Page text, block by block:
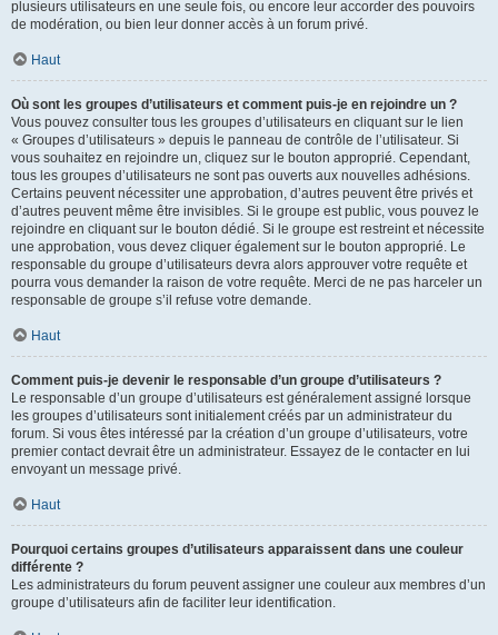
plusieurs utilisateurs en une seule fois, ou encore leur accorder des pouvoirs
de modération, ou bien leur donner accès à un forum privé.
Haut
Où sont les groupes d’utilisateurs et comment puis-je en rejoindre un ?
Vous pouvez consulter tous les groupes d’utilisateurs en cliquant sur le lien
« Groupes d’utilisateurs » depuis le panneau de contrôle de l’utilisateur. Si
vous souhaitez en rejoindre un, cliquez sur le bouton approprié. Cependant,
tous les groupes d’utilisateurs ne sont pas ouverts aux nouvelles adhésions.
Certains peuvent nécessiter une approbation, d’autres peuvent être privés et
d’autres peuvent même être invisibles. Si le groupe est public, vous pouvez le
rejoindre en cliquant sur le bouton dédié. Si le groupe est restreint et nécessite
une approbation, vous devez cliquer également sur le bouton approprié. Le
responsable du groupe d’utilisateurs devra alors approuver votre requête et
pourra vous demander la raison de votre requête. Merci de ne pas harceler un
responsable de groupe s’il refuse votre demande.
Haut
Comment puis-je devenir le responsable d’un groupe d’utilisateurs ?
Le responsable d’un groupe d’utilisateurs est généralement assigné lorsque
les groupes d’utilisateurs sont initialement créés par un administrateur du
forum. Si vous êtes intéressé par la création d’un groupe d’utilisateurs, votre
premier contact devrait être un administrateur. Essayez de le contacter en lui
envoyant un message privé.
Haut
Pourquoi certains groupes d’utilisateurs apparaissent dans une couleur
différente ?
Les administrateurs du forum peuvent assigner une couleur aux membres d’un
groupe d’utilisateurs afin de faciliter leur identification.